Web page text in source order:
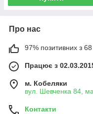
Про нас
97% позитивних з 68
Працює з
м. Кобеляки
вул. Шевченка 84,
Контакти